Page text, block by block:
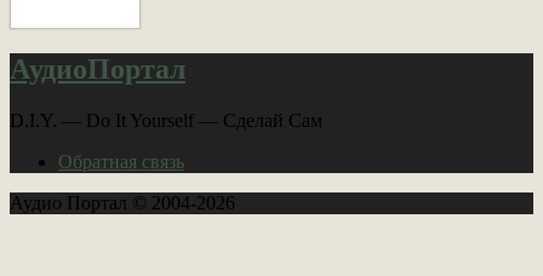
АудиоПортал
D.I.Y. — Do It Yourself — Сделай Сам
Обратная связь
Аудио Портал © 2004-2026